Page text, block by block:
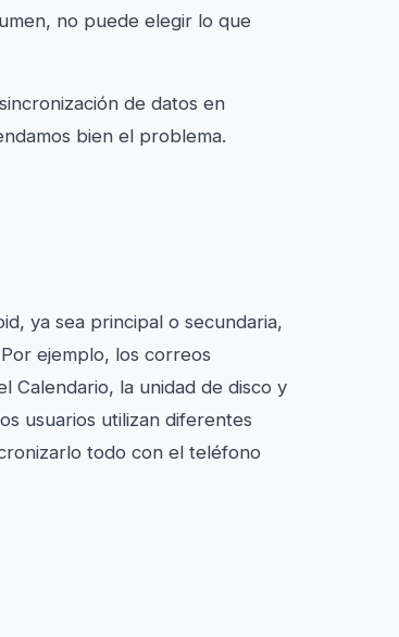
no puede elegir lo que
de datos en
bien el problema.
ya sea principal o secundaria,
ejemplo, los correos
Calendario, la unidad de disco y
usuarios utilizan diferentes
todo con el teléfono